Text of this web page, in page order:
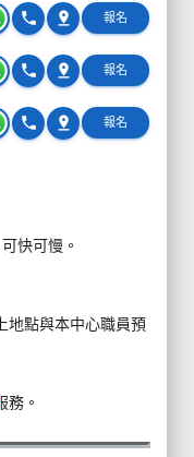
報名
pin_drop
phone
報名
pin_drop
phone
報名
pin_drop
phone
快可慢。
地點與本中心職員預
務。